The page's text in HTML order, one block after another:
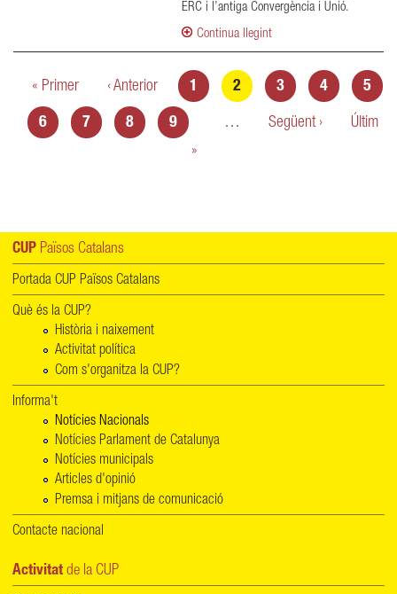
ERC i l’antiga Convergència i Unió.
Continua llegint
Pàgines
« Primer ‹ Anterior 1 2 3 4 5
6 7 8 9 … Següent ›
Últim
»
CUP Països Catalans
Portada CUP Països Catalans
Què és la CUP?
Història i naixement
Activitat política
Com s'organitza la CUP?
Informa't
Notícies Nacionals
Notícies Parlament de Catalunya
Notícies municipals
Articles d'opinió
Premsa i mitjans de comunicació
Contacte nacional
Activitat de la CUP